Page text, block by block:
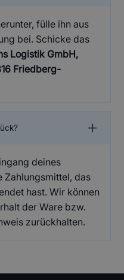
fülle ihn aus
bei. Schicke das
Logistik GmbH,
Friedberg-
deines
das
hast. Wir können
der Ware bzw.
zurückhalten.